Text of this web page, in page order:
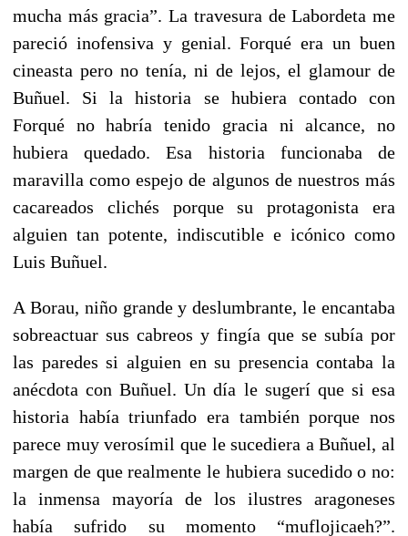
mucha más gracia”. La travesura de Labordeta me
pareció inofensiva y genial. Forqué era un buen
cineasta pero no tenía, ni de lejos, el glamour de
Buñuel. Si la historia se hubiera contado con
Forqué no habría tenido gracia ni alcance, no
hubiera quedado. Esa historia funcionaba de
maravilla como espejo de algunos de nuestros más
cacareados clichés porque su protagonista era
alguien tan potente, indiscutible e icónico como
Luis Buñuel.
A Borau, niño grande y deslumbrante, le encantaba
sobreactuar sus cabreos y fingía que se subía por
las paredes si alguien en su presencia contaba la
anécdota con Buñuel. Un día le sugerí que si esa
historia había triunfado era también porque nos
parece muy verosímil que le sucediera a Buñuel, al
margen de que realmente le hubiera sucedido o no:
la inmensa mayoría de los ilustres aragoneses
había sufrido su momento “muflojicaeh?”.